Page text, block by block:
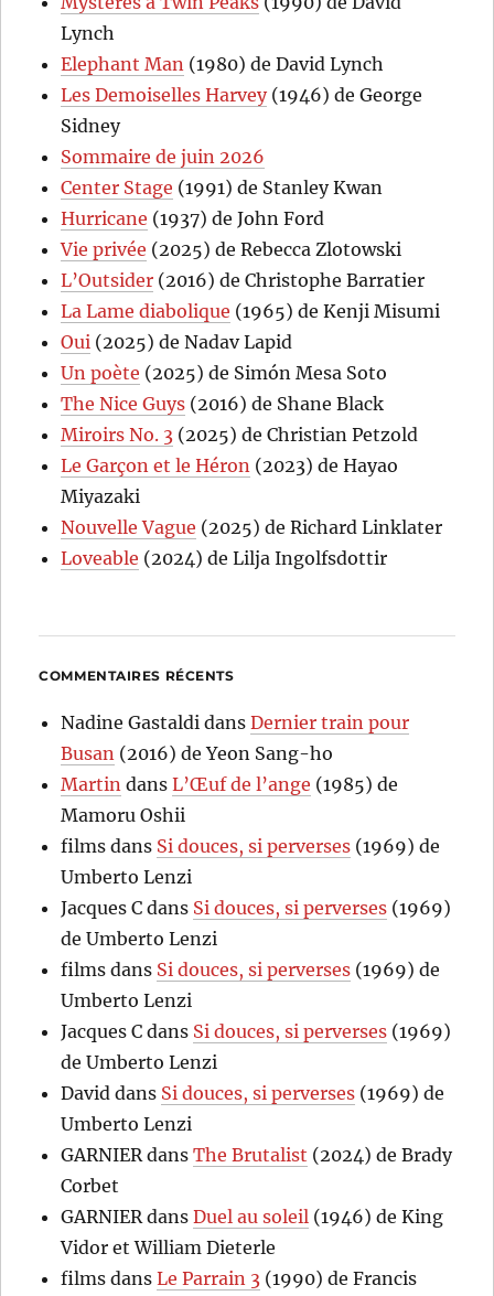
Lynch
Elephant Man (1980) de David Lynch
Les Demoiselles Harvey(1946) de George
Sidney
Sommaire de juin 2026
Center Stage (1991) de Stanley Kwan
Hurricane (1937) de John Ford
Vie privée (2025) de Rebecca Zlotowski
L’Outsider (2016) de Christophe Barratier
La Lame diabolique (1965) de Kenji Misumi
Oui (2025) de Nadav Lapid
Un poète (2025) de Simón Mesa Soto
The Nice Guys (2016) de Shane Black
Miroirs No. 3 (2025) de Christian Petzold
Le Garçon et le Héron (2023) de Hayao
Miyazaki
Nouvelle Vague (2025) de Richard Linklater
Loveable (2024) de Lilja Ingolfsdottir
COMMENTAIRES RÉCENTS
Nadine Gastaldi dansDernier train pour
Busan (2016) de Yeon Sang-ho
Martin dansL’Œuf de l’ange (1985) de
Mamoru Oshii
films dans Si douces, si perverses (1969) de
Umberto Lenzi
Jacques C dans Si douces, si perverses (1969)
de Umberto Lenzi
films dans Si douces, si perverses (1969) de
Umberto Lenzi
Jacques C dans Si douces, si perverses (1969)
de Umberto Lenzi
David dans Si douces, si perverses (1969) de
Umberto Lenzi
GARNIER dansThe Brutalist (2024) de Brady
Corbet
GARNIER dansDuel au soleil (1946) de King
Vidor et William Dieterle
films dansLe Parrain 3 (1990) de Francis